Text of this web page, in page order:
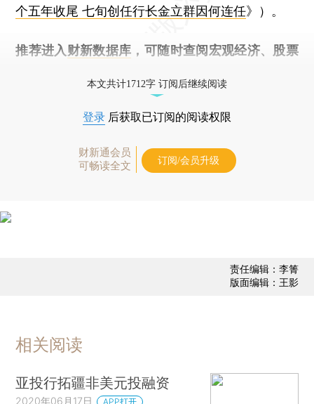
个五年收尾 七旬创任行长金立群因何连任》）。
推荐进入 财新数据库 ，可随时查阅宏观经济、股票
本文共计1712字 订阅后继续阅读
登录 后获取已订阅的阅读权限
财新通会员
可畅读全文
订阅/会员升级
责任编辑：李箐
版面编辑：王影
相关阅读
亚投行拓疆非美元投融资
2020年06月17日 APP打开